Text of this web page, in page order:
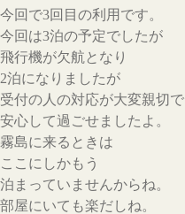
今回で3回目の利用です。
今回は3泊の予定でしたが
飛行機が欠航となり
2泊になりましたが
受付の人の対応が大変親切で
安心して過ごせましたよ。
霧島に来るときは
ここにしかもう
泊まっていませんからね。
部屋にいても楽だしね。